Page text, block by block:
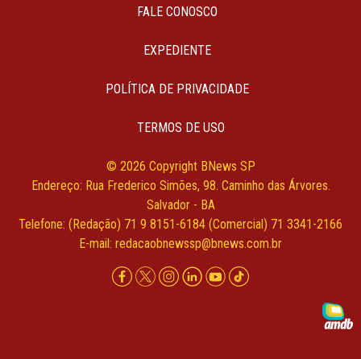
FALE CONOSCO
EXPEDIENTE
POLÍTICA DE PRIVACIDADE
TERMOS DE USO
© 2026 Copyright BNews SP
Endereço: Rua Frederico Simões, 98. Caminho das Árvores.
Salvador - BA
Telefone: (Redação) 71 9 8151-6184 (Comercial) 71 3341-2166
E-mail: redacaobnewssp@bnews.com.br